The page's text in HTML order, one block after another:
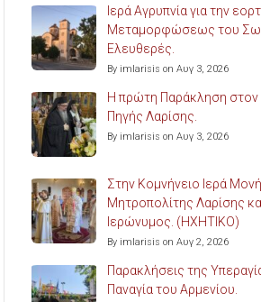
Ιερά Αγρυπνία για την
Μεταμορφώσεως του
Ελευθερές.
By imlarisis on Αυγ 3, 2026
Η πρώτη Παράκληση
Πηγής Λαρίσης.
By imlarisis on Αυγ 3, 2026
Στην Κομνήνειο Ιερά
Μητροπολίτης Λαρίσης
Ιερώνυμος. (ΗΧΗΤΙΚΟ)
By imlarisis on Αυγ 2, 2026
Παρακλήσεις της
Παναγία του Αρμενίου.